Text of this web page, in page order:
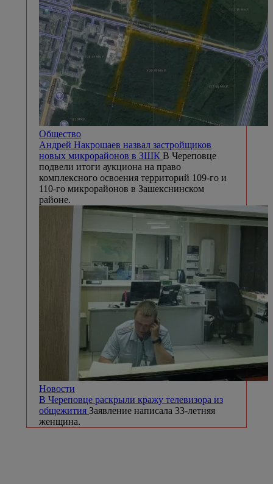
Общество
Андрей Накрошаев назвал застройщиков
новых микрорайонов в ЗШК В Череповце
подвели итоги аукциона на право
комплексного освоения территорий 109-го и
110-го микрорайонов в Зашекснинском
районе.
Новости
В Череповце раскрыли кражу телевизора из
общежития Заявление написала 33-летняя
женщина.